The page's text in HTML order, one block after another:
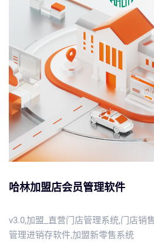
哈林加盟店会员管理软件
v3.0,加盟_直营门店管理系统,门店销
管理进销存软件,加盟新零售系统